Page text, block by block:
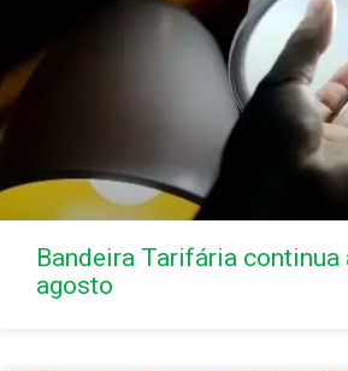
Bandeira Tarifária continua
agosto